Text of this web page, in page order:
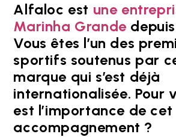
Alfaloc est une
Marinha Grande
Vous êtes l’un des
sportifs soutenus par
marque qui s’est déjà
internationalisée. Pour
est l’importance de cet
accompagnement ?